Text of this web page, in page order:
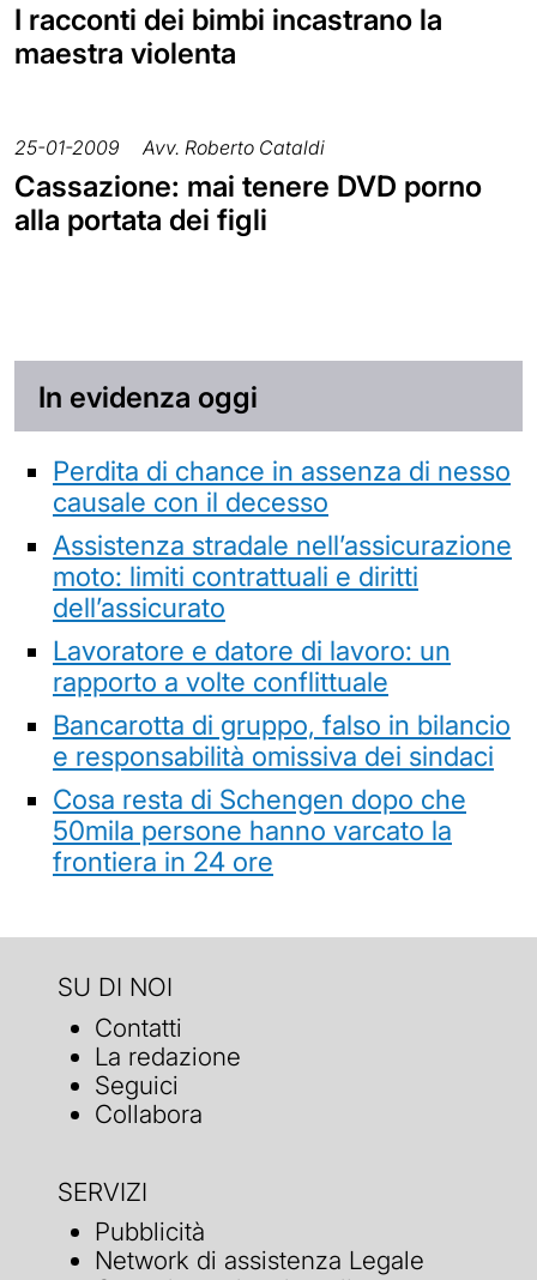
I racconti dei bimbi incastrano la
maestra violenta
25-01-2009 Avv. Roberto Cataldi
Cassazione: mai tenere DVD porno
alla portata dei figli
In evidenza oggi
Perdita di chance in assenza di nesso
causale con il decesso
Assistenza stradale nell’assicurazione
moto: limiti contrattuali e diritti
dell’assicurato
Lavoratore e datore di lavoro: un
rapporto a volte conflittuale
Bancarotta di gruppo, falso in bilancio
e responsabilità omissiva dei sindaci
Cosa resta di Schengen dopo che
50mila persone hanno varcato la
frontiera in 24 ore
SU DI NOI
Contatti
La redazione
Seguici
Collabora
SERVIZI
Pubblicità
Network di assistenza Legale